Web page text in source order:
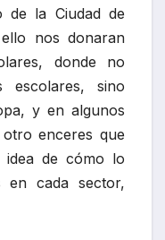
de la Ciudad de
nos donaran
donde no
escolares, sino
y en algunos
enceres que
idea de cómo lo
en cada sector,